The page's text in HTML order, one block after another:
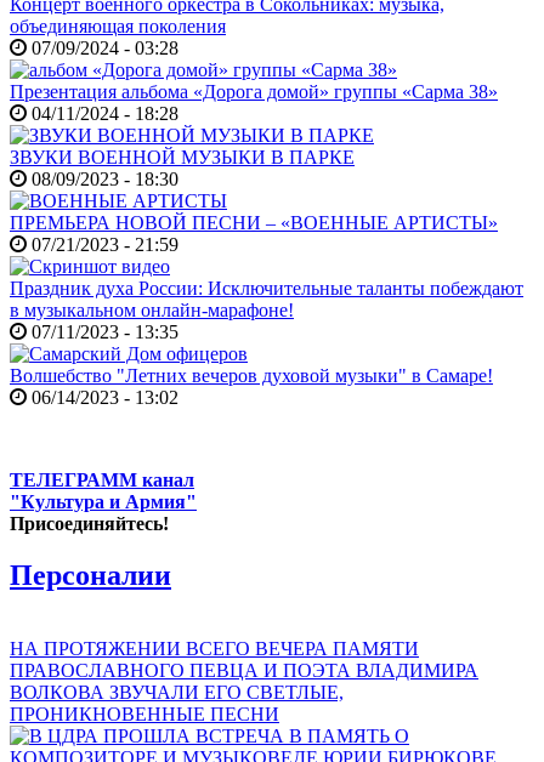
Концерт военного оркестра в Сокольниках: музыка,
объединяющая поколения
07/09/2024 - 03:28
Презентация альбома «Дорога домой» группы «Сарма 38»
04/11/2024 - 18:28
ЗВУКИ ВОЕННОЙ МУЗЫКИ В ПАРКЕ
08/09/2023 - 18:30
ПРЕМЬЕРА НОВОЙ ПЕСНИ – «ВОЕННЫЕ АРТИСТЫ»
07/21/2023 - 21:59
Праздник духа России: Исключительные таланты побеждают
в музыкальном онлайн-марафоне!
07/11/2023 - 13:35
Волшебство "Летних вечеров духовой музыки" в Самаре!
06/14/2023 - 13:02
ТЕЛЕГРАММ канал
"Культура и Армия"
Присоединяйтесь!
Персоналии
НА ПРОТЯЖЕНИИ ВСЕГО ВЕЧЕРА ПАМЯТИ
ПРАВОСЛАВНОГО ПЕВЦА И ПОЭТА ВЛАДИМИРА
ВОЛКОВА ЗВУЧАЛИ ЕГО СВЕТЛЫЕ,
ПРОНИКНОВЕННЫЕ ПЕСНИ